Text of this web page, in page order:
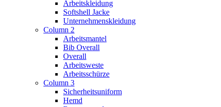
Arbeitskleidung
Softshell Jacke
Unternehmenskleidung
Column 2
Arbeitsmantel
Bib Overall
Overall
Arbeitsweste
Arbeitsschürze
Column 3
Sicherheitsuniform
Hemd